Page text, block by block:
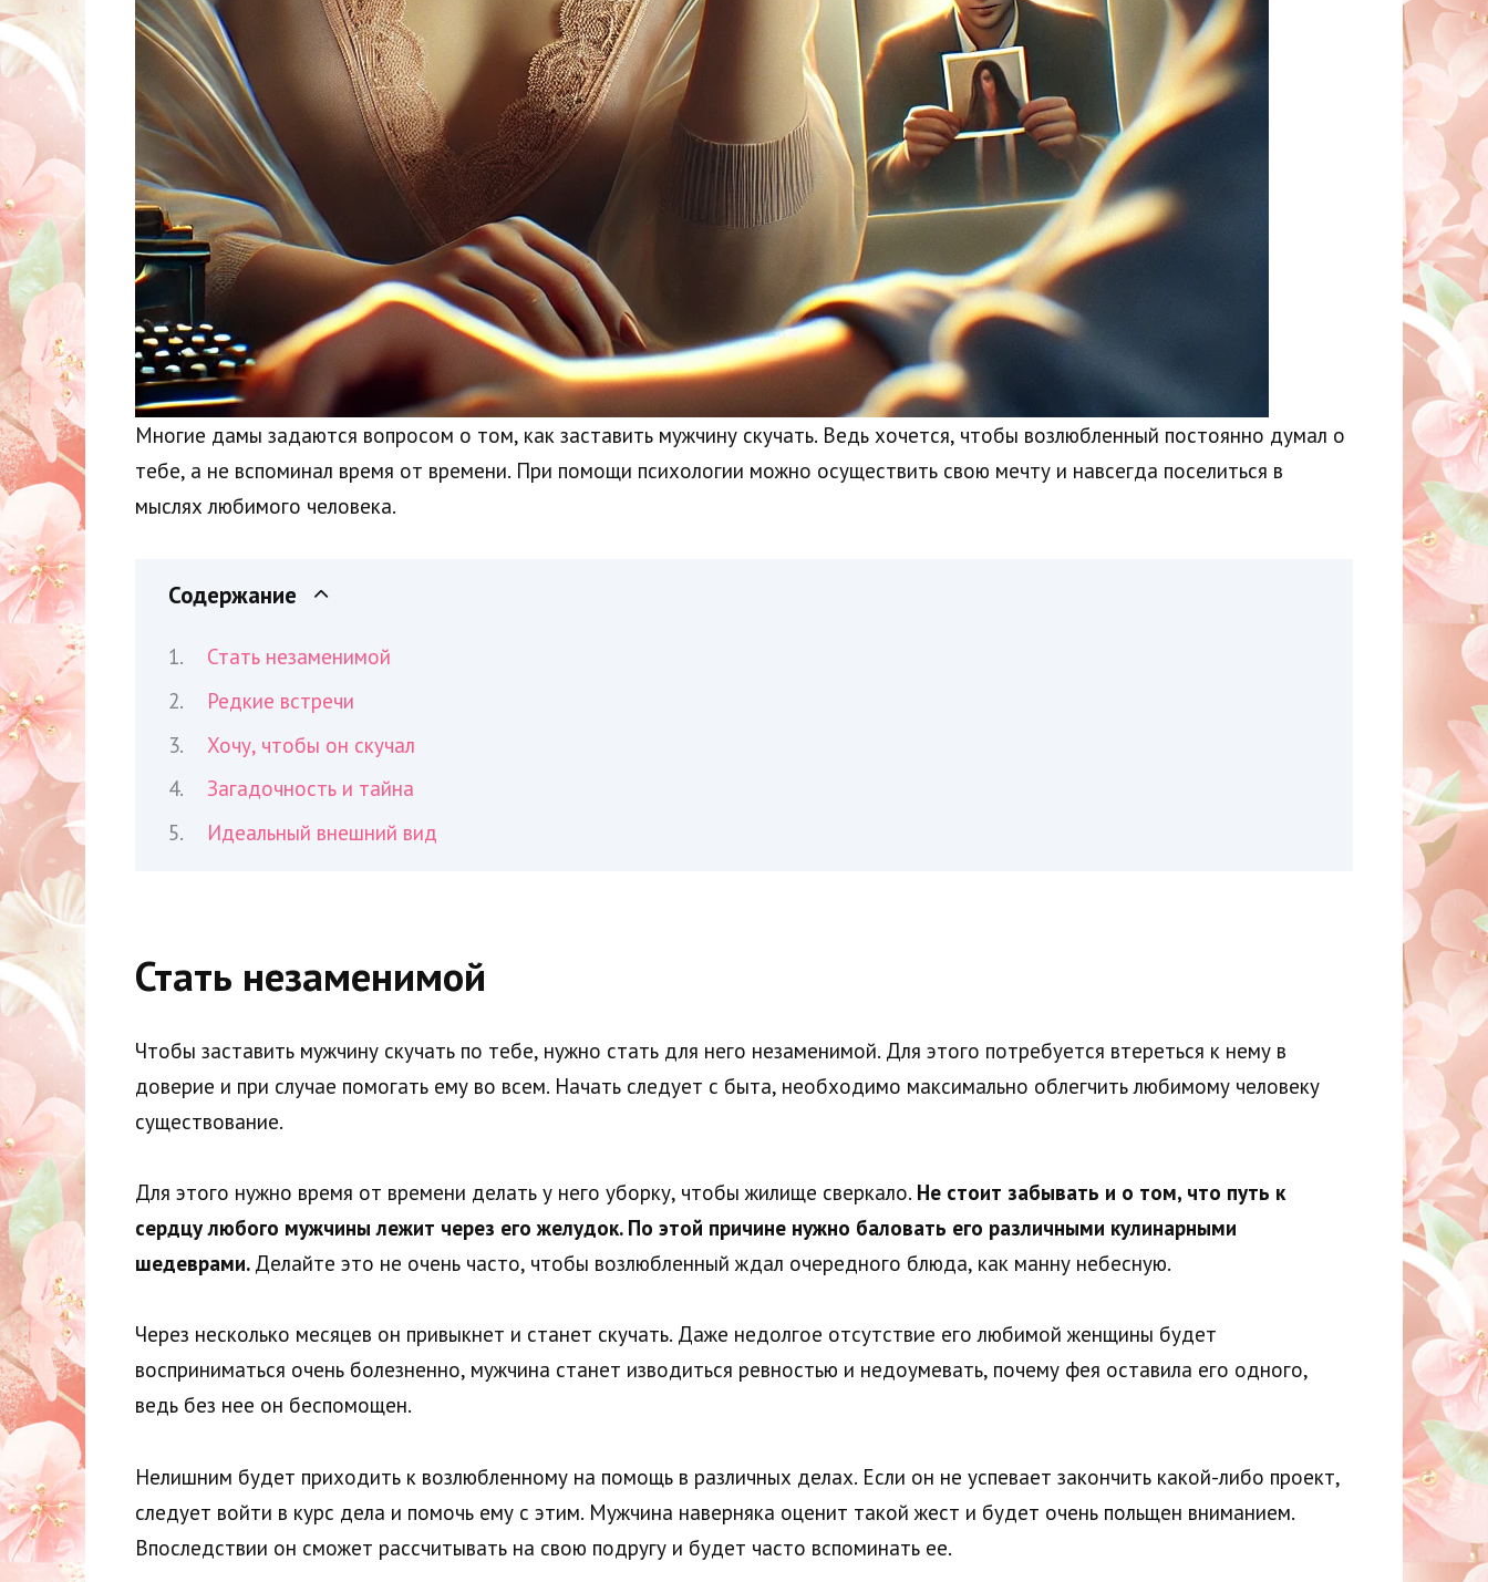
Многие дамы задаются вопросом о том, как заставить мужчину скучать. Ведь хочется, чтобы возлюбленный постоянно думал о
тебе, а не вспоминал время от времени. При помощи психологии можно осуществить свою мечту и навсегда поселиться в
мыслях любимого человека.
Содержание
Стать незаменимой
Редкие встречи
Хочу, чтобы он скучал
Загадочность и тайна
Идеальный внешний вид
Стать незаменимой
Чтобы заставить мужчину скучать по тебе, нужно стать для него незаменимой. Для этого потребуется втереться к нему в
доверие и при случае помогать ему во всем. Начать следует с быта, необходимо максимально облегчить любимому человеку
существование.
Для этого нужно время от времени делать у него уборку, чтобы жилище сверкало. Не стоит забывать и о том, что путь к
сердцу любого мужчины лежит через его желудок. По этой причине нужно баловать его различными кулинарными
шедеврами. Делайте это не очень часто, чтобы возлюбленный ждал очередного блюда, как манну небесную.
Через несколько месяцев он привыкнет и станет скучать. Даже недолгое отсутствие его любимой женщины будет
восприниматься очень болезненно, мужчина станет изводиться ревностью и недоумевать, почему фея оставила его одного,
ведь без нее он беспомощен.
Нелишним будет приходить к возлюбленному на помощь в различных делах. Если он не успевает закончить какой-либо проект,
следует войти в курс дела и помочь ему с этим. Мужчина наверняка оценит такой жест и будет очень польщен вниманием.
Впоследствии он сможет рассчитывать на свою подругу и будет часто вспоминать ее.